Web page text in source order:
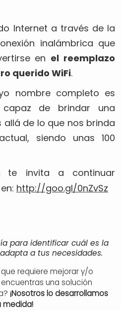
Internet a través de la
inalámbrica que
en el reemplazo
querido WiFi.
nombre completo es
de brindar una
de lo que nos brinda
siendo unas 100
te invita a continuar
http://goo.gl/0nZvSz
para identificar cuál es la
a tus necesidades.
requiere mejorar y/o
una solución
¡Nosotros lo desarrollamos
medida!